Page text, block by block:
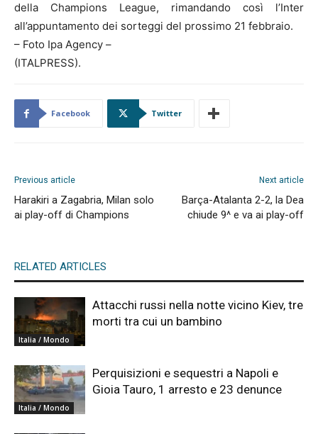
della Champions League, rimandando così l’Inter
all’appuntamento dei sorteggi del prossimo 21 febbraio.
– Foto Ipa Agency –
(ITALPRESS).
Facebook Twitter
Previous article
Harakiri a Zagabria, Milan solo
ai play-off di Champions
Next article
Barça-Atalanta 2-2, la Dea
chiude 9^ e va ai play-off
RELATED ARTICLES
Italia / Mondo
Attacchi russi nella notte vicino Kiev, tre
morti tra cui un bambino
Italia / Mondo
Perquisizioni e sequestri a Napoli e
Gioia Tauro, 1 arresto e 23 denunce